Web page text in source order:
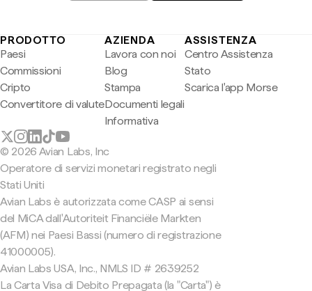
PRODOTTO
Paesi
Commissioni
Cripto
Convertitore di valute
AZIENDA
Lavora con noi
Blog
Stampa
Documenti legali
Informativa
ASSISTENZA
Centro Assistenza
Stato
Scarica l'app Morse
© 2026 Avian Labs, Inc
Operatore di servizi monetari registrato negli
Stati Uniti
Avian Labs è autorizzata come CASP ai sensi
del MiCA dall'Autoriteit Financiële Markten
(AFM) nei Paesi Bassi (numero di registrazione
41000005).
Avian Labs USA, Inc., NMLS ID # 2639252
La Carta Visa di Debito Prepagata (la "Carta") è